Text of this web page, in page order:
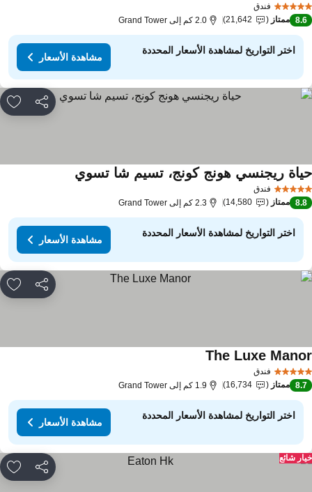
فندق
8.6 ممتاز 21,642 2.0 كم إلى Grand Tower
اختر التواريخ لمشاهدة الأسعار المحددة
مشاهدة الأسعار
مشاركة
فندق
ريجنسي هونج كونج، تسيم شا تسوي
8.8 ممتاز 14,580 2.3 كم إلى Grand Tower
اختر التواريخ لمشاهدة الأسعار المحددة
مشاهدة الأسعار
مشاركة
فندق
The Luxe
8.7 ممتاز 16,734 1.9 كم إلى Grand Tower
اختر التواريخ لمشاهدة الأسعار المحددة
مشاهدة الأسعار
مشاركة
شائع